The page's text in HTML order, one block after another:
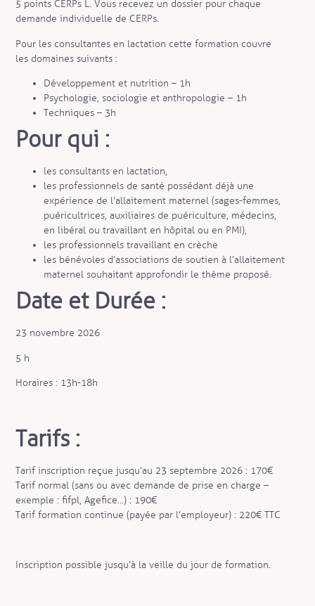
5 points CERPs L. Vous recevez un dossier pour chaque
demande individuelle de CERPs.
Pour les consultantes en lactation cette formation couvre
les domaines suivants :
Développement et nutrition – 1h
Psychologie, sociologie et anthropologie – 1h
Techniques – 3h
Pour qui :
les consultants en lactation,
les professionnels de santé possédant déjà une
expérience de l’allaitement maternel (sages-femmes,
puéricultrices, auxiliaires de puériculture, médecins,
en libéral ou travaillant en hôpital ou en PMI),
les professionnels travaillant en crèche
les bénévoles d’associations de soutien à l’allaitement
maternel souhaitant approfondir le thème proposé.
Date et Durée :
23 novembre 2026
5 h
Horaires : 13h-18h
Tarifs :
Tarif inscription reçue jusqu’au 23 septembre 2026 : 170€
Tarif normal (sans ou avec demande de prise en charge –
exemple : fifpl, Agefice…) : 190€
Tarif formation continue (payée par l’employeur) : 220€ TTC
Inscription possible jusqu’à la veille du jour de formation.